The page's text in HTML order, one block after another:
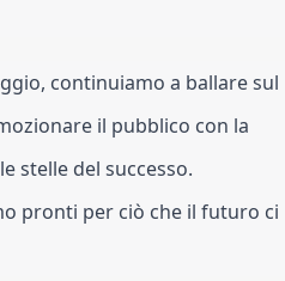
continuiamo a ballare sul
il pubblico con la
stelle del successo.
pronti per ciò che il futuro ci